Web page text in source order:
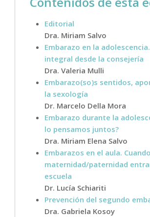
Editorial
Dra. Miriam Salvo
Embarazo en la adolescencia.
integral desde la consejería
Dra. Valeria Mulli
Embarazo(so)s sentidos,
la sexología
Dr. Marcelo Della Mora
Embarazo durante la
lo pensamos juntos?
Dra. Miriam Elena Salvo
Embarazos en el aula.
maternidad/paternidad
escuela
Dr. Lucía Schiariti
Prevención del segundo
Dra. Gabriela Kosoy